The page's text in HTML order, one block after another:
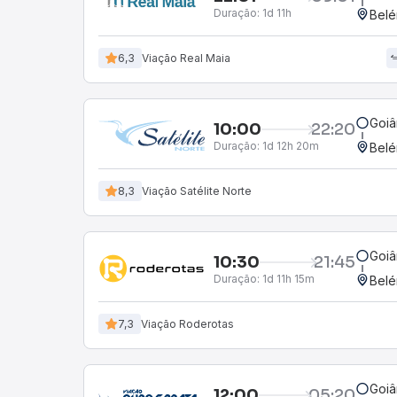
Duração: 1d 11h
6,3 Viação Real Maia
10:00 22:20
Duração: 1d 12h 20m
8,3 Viação Satélite Norte
10:30 21:45
Duração: 1d 11h 15m
7,3 Viação Roderotas